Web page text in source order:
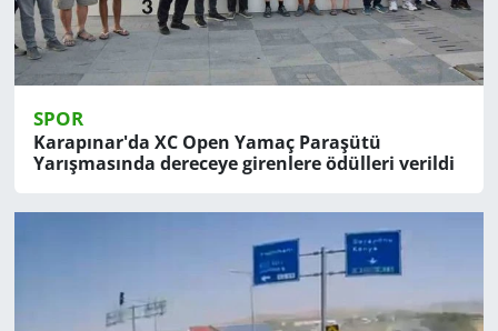
SPOR
Karapınar'da XC Open Yamaç Paraşütü
Yarışmasında dereceye girenlere ödülleri verildi